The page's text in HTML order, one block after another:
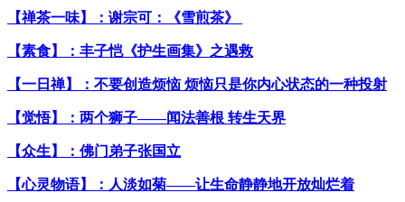
【禅茶一味】：谢宗可：《雪煎茶》
【素食】：丰子恺《护生画集》之遇救
【一日禅】：不要创造烦恼 烦恼只是你内心状态的一种投射
【觉悟】：两个狮子——闻法善根 转生天界
【众生】：佛门弟子张国立
【心灵物语】：人淡如菊——让生命静静地开放灿烂着